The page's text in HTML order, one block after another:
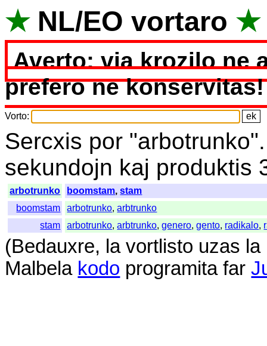
★ NL/EO vortaro ★
Averto: via krozilo ne
prefero ne konservitas!
Vorto:
Sercxis por "
sekundojn kaj produktis
arbotrunko boomstam,stam
boomstam
arbotrunko,arbtrunko
stam
arbotrunko,arbtrunko,genero,gento, radikalo,
(Bedauxre, la vortlisto uzas la
Malbela kodo programita far